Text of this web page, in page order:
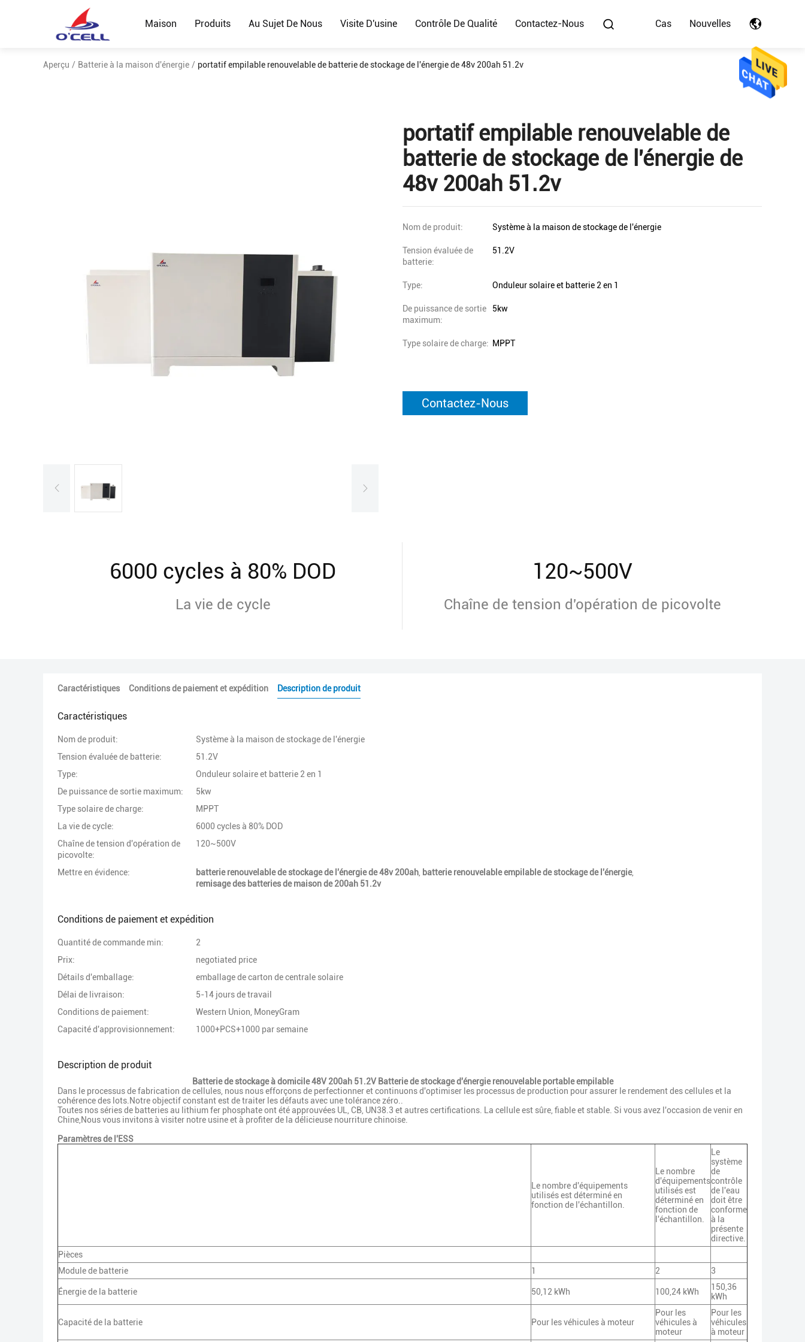
Maison Produits Au Sujet De Nous Visite D'usine Contrôle De Qualité Contactez-Nous Cas Nouvelles
Aperçu / Batterie à la maison d'énergie / portatif empilable renouvelable de batterie de stockage de l'énergie de 48v 200ah 51.2v
portatif empilable renouvelable de
batterie de stockage de l'énergie de
48v 200ah 51.2v
Nom de produit: Système à la maison de stockage de l'énergie
Tension évaluée de
batterie:
51.2V
Type: Onduleur solaire et batterie 2 en 1
De puissance de sortie
maximum:
5kw
Type solaire de charge: MPPT
Contactez-Nous
6000 cycles à 80% DOD
La vie de cycle
120~500V
Chaîne de tension d'opération de picovolte
Caractéristiques Conditions de paiement et expédition Description de produit
Caractéristiques
Nom de produit:
Système à la maison de stockage de l'énergie
Tension évaluée de batterie:
51.2V
Type:
Onduleur solaire et batterie 2 en 1
De puissance de sortie maximum:
5kw
Type solaire de charge:
MPPT
La vie de cycle:
6000 cycles à 80% DOD
Chaîne de tension d'opération de
picovolte:
120~500V
Mettre en évidence: batterie renouvelable de stockage de l'énergie de 48v 200ah batterie renouvelable empilable de stockage de l'énergie,
remisage des batteries de maison de 200ah 51.2v
Conditions de paiement et expédition
Quantité de commande min:
2
Prix:
negotiated price
Détails d'emballage:
emballage de carton de centrale solaire
Délai de livraison:
5-14 jours de travail
Conditions de paiement:
Western Union, MoneyGram
Capacité d'approvisionnement:
1000+PCS+1000 par semaine
Description de produit
Batterie de stockage à domicile 48V 200ah 51.2V Batterie de stockage d'énergie renouvelable portable empilable
Dans le processus de fabrication de cellules, nous nous efforçons de perfectionner et continuons d'optimiser les processus de production pour assurer le rendement des cellules et la
cohérence des lots.Notre objectif constant est de traiter les défauts avec une tolérance zéro..
Toutes nos séries de batteries au lithium fer phosphate ont été approuvées UL, CB, UN38.3 et autres certifications. La cellule est sûre, fiable et stable. Si vous avez l'occasion de venir en
Chine,Nous vous invitons à visiter notre usine et à profiter de la délicieuse nourriture chinoise.
Paramètres de l'ESS
Le nombre d'équipements
utilisés est déterminé en
fonction de l'échantillon.
Le nombre
d'équipements
utilisés est
déterminé en
fonction de
l'échantillon.
Le
système
de
contrôle
de l'eau
doit être
conforme
à la
présente
directive.
Pièces
Module de batterie
1 2 3
Énergie de la batterie 50,12 kWh 100,24 kWh
150,36
kWh
Capacité de la batterie Pour les véhicules à moteur
Pour les
véhicules à
moteur
Pour les
véhicules
à moteur